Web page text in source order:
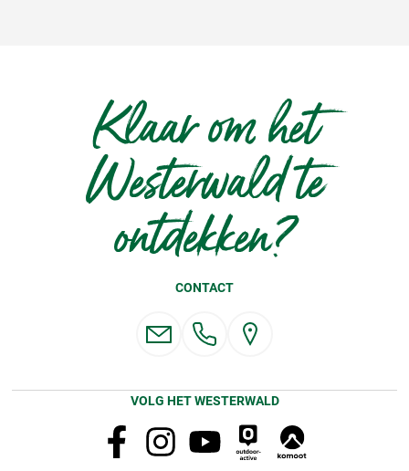
Klaar om het
Westerwald te
ontdekken?
CONTACT
VOLG HET WESTERWALD